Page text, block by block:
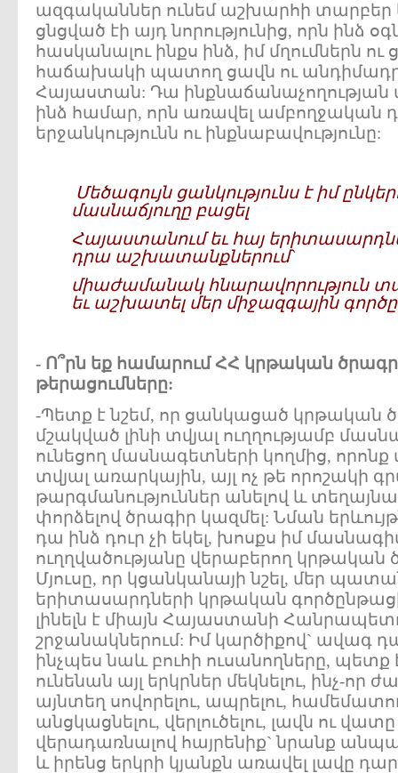
ազգականներ ունեմ աշխարհի տարբեր
ցնցված էի այդ նորությունից, որն ինձ
հասկանալու ինքս ինձ, իմ մղումներն ու
հաճախակի պատող ցավն ու
Հայաստան: Դա ինքնաճանաչողության
ինձ համար, որն առավել ամբողջական
երջանկությունն ու ինքնաբավությունը:
Մեծագույն ցանկությունս է իմ
մասնաճյուղը բացել
Հայաստանում եւ հայ
դրա աշխատանքներում`
միաժամանակ հնարավորություն
եւ աշխատել մեր միջազգային
- Ո՞րն եք համարում ՀՀ կրթական
թերացումները:
-Պետք է նշեմ, որ ցանկացած կրթական
մշակված լինի տվյալ ուղղությամբ
ունեցող մասնագետների կողմից,
տվյալ առարկային, այլ ոչ թե որոշակի
թարգմանություններ անելով և
փորձելով ծրագիր կազմել: Նման
դա ինձ դուր չի եկել, խոսքս իմ
ուղղվածությանը վերաբերող կրթական
Մյուսը, որ կցանկանայի նշել, մեր
երիտասարդների կրթական
լինելն է միայն Հայաստանի
շրջանակներում: Իմ կարծիքով` ավագ
ինչպես նաև բուհի ուսանողները, պետք
ունենան այլ երկրներ մեկնելու, ինչ-
այնտեղ սովորելու, ապրելու,
անցկացնելու, վերլուծելու, լավն ու
վերադառնալով հայրենիք` նրանք
և իրենց երկրի կյանքն առավել լավը